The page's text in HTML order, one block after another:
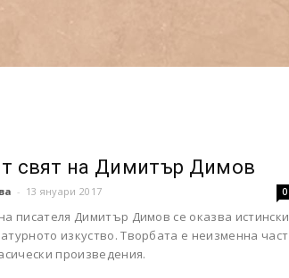
свят на Димитър Димов
- 13 януари 2017 0
писателя Димитър Димов се оказва истински
изкуство. Творбата е неизменна част
произведения.